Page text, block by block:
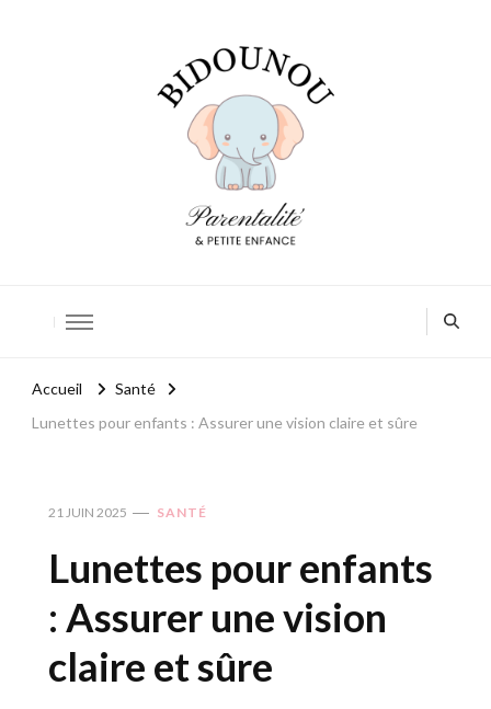
Accueil
Santé
Lunettes pour enfants : Assurer une vision claire et sûre
21 JUIN 2025 SANTÉ
Lunettes pour enfants
: Assurer une vision
claire et sûre